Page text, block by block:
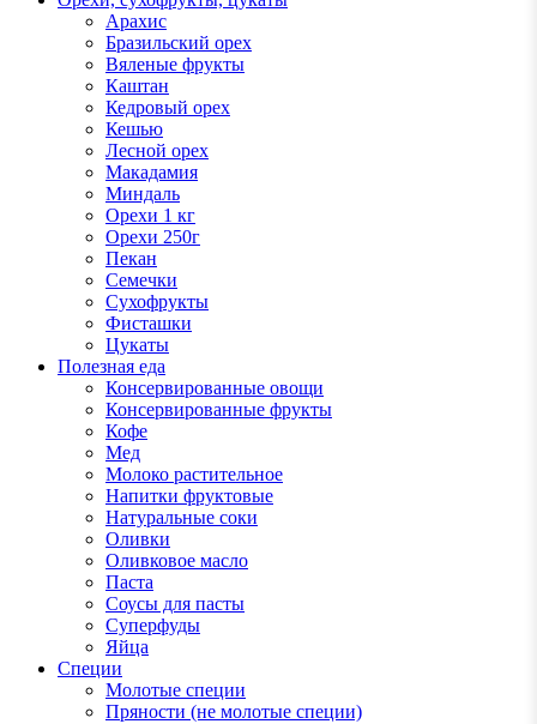
Арахис
Бразильский орех
Вяленые фрукты
Каштан
Кедровый орех
Кешью
Лесной орех
Макадамия
Миндаль
Орехи 1 кг
Орехи 250г
Пекан
Семечки
Сухофрукты
Фисташки
Цукаты
Полезная еда
Консервированные овощи
Консервированные фрукты
Кофе
Мед
Молоко растительное
Напитки фруктовые
Натуральные соки
Оливки
Оливковое масло
Паста
Соусы для пасты
Суперфуды
Яйца
Специи
Молотые специи
Пряности (не молотые специи)